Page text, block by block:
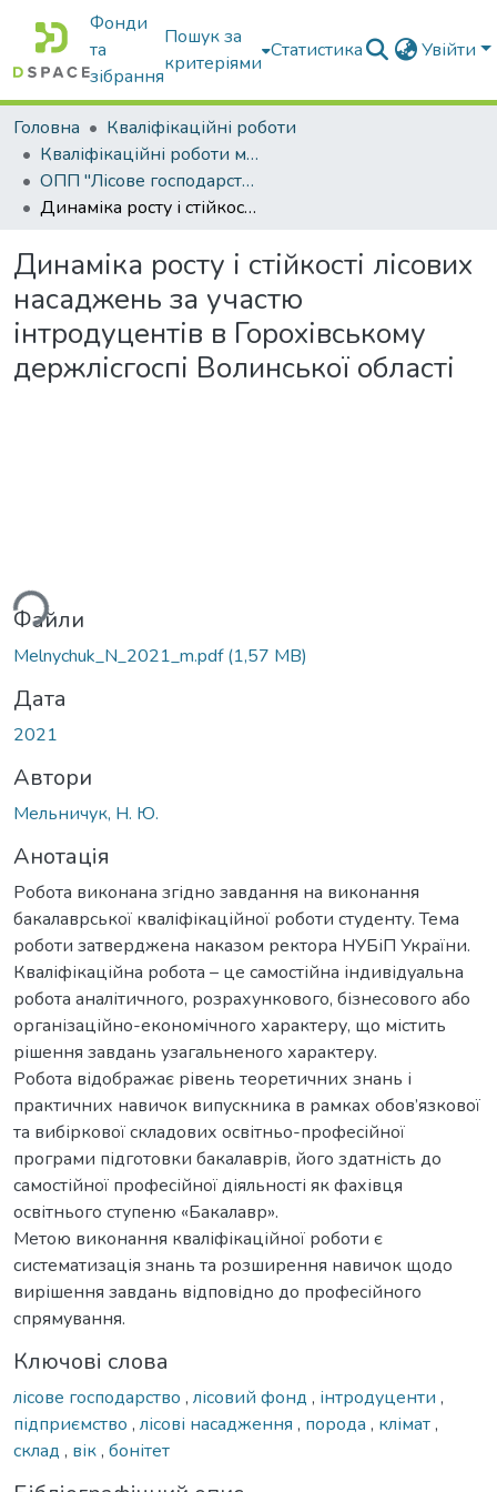
Фонди
та
зібрання
Пошук за
критеріями
Статистика Увійти
Головна
Кваліфікаційні роботи
Кваліфікаційні роботи магістрів
ОПП "Лісове господарство"
Динаміка росту і стійкості лісових насаджень за участю інтродуцентів в Горохівському держлісгоспі Волинської області
Динаміка росту і стійкості лісових
насаджень за участю
інтродуцентів в Горохівському
держлісгоспі Волинської області
Файли
Melnychuk_N_2021_m.pdf(1,57 MB)
Дата
2021
Автори
Мельничук, Н. Ю.
Анотація
Робота виконана згідно завдання на виконання
бакалаврської кваліфікаційної роботи студенту. Тема
роботи затверджена наказом ректора НУБіП України.
Кваліфікаційна робота – це самостійна індивідуальна
робота аналітичного, розрахункового, бізнесового або
організаційно-економічного характеру, що містить
рішення завдань узагальненого характеру.
Робота відображає рівень теоретичних знань і
практичних навичок випускника в рамках обов’язкової
та вибіркової складових освітньо-професійної
програми підготовки бакалаврів, його здатність до
самостійної професійної діяльності як фахівця
освітнього ступеню «Бакалавр».
Метою виконання кваліфікаційної роботи є
систематизація знань та розширення навичок щодо
вирішення завдань відповідно до професійного
спрямування.
Ключові слова
лісове господарство , лісовий фонд , інтродуценти ,
підприємство , лісові насадження , порода , клімат,
склад , вік, бонітет